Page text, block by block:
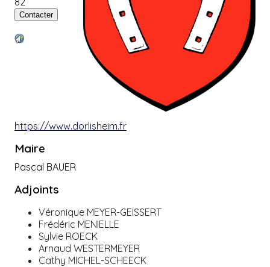
https://www.dorlisheim.fr
Maire
Pascal BAUER
Adjoints
Véronique MEYER-GEISSERT
Frédéric MENIELLE
Sylvie ROECK
Arnaud WESTERMEYER
Cathy MICHEL-SCHEECK